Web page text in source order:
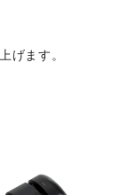
げます。